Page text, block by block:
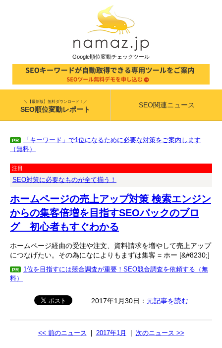
Google順位変動チェックツール
＼【最新版】無料ダウンロード！／
SEO順位変動レポート
SEO関連ニュース
PR
「キーワード」で1位になるために必要な対策をご案内します
（無料）
注目
SEO対策に必要なものが全て揃う！
ホームページの売上アップ対策 検索エンジン
からの集客倍増を目指すSEOパックのブロ
グ 初心者もすぐわかる
ホームページ経由の受注や注文、資料請求を増やして売上アップ
につなげたい。その為になによりもまずは集客 = ホー [&#8230;]
PR
1位を目指すには競合調査が重要！SEO競合調査を依頼する（無
料）
2017年1月30日： 元記事を読む
<< 前のニュース 2017年1月 次のニュース >>